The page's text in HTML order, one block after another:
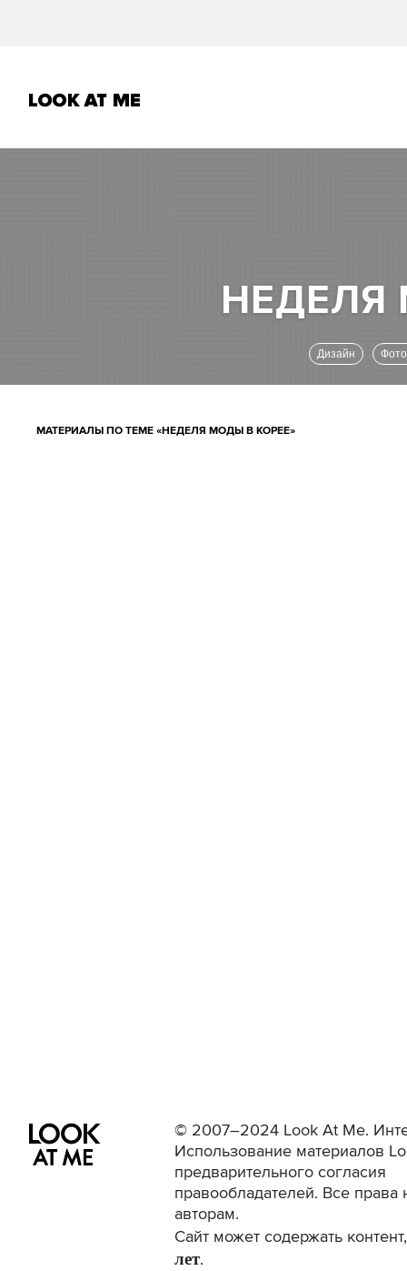
Дизайн
МАТЕРИАЛЫ ПО ТЕМЕ «НЕДЕЛЯ МОДЫ В КОРЕЕ»
© 2007–2024 Look At Me.
Использование материалов
предварительного согласия
правообладателей. Все права
авторам.
Сайт может содержать
лет.